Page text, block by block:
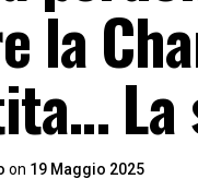
la
La
on 19 Maggio 2025